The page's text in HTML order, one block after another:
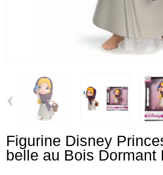
‹
Figurine Disney
belle au Bois Dormant